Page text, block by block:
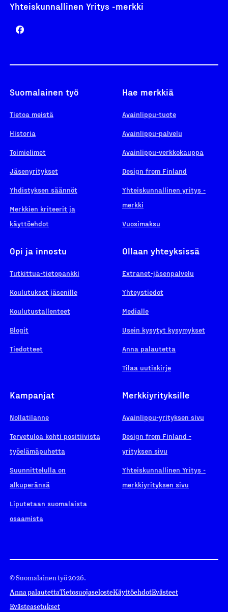
Yhteiskunnallinen Yritys -merkki
Suomalainen työ
Tietoa meistä
Historia
Toimielimet
Jäsenyritykset
Yhdistyksen säännöt
Merkkien kriteerit ja
käyttöehdot
Hae merkkiä
Avainlippu-tuote
Avainlippu-palvelu
Avainlippu-verkkokauppa
Design from Finland
Yhteiskunnallinen yritys -
merkki
Vuosimaksu
Opi ja innostu
Tutkittua-tietopankki
Koulutukset jäsenille
Koulutustallenteet
Blogit
Tiedotteet
Ollaan yhteyksissä
Extranet-jäsenpalvelu
Yhteystiedot
Medialle
Usein kysytyt kysymykset
Anna palautetta
Tilaa uutiskirje
Kampanjat
Nollatilanne
Tervetuloa kohti positiivista
työelämäpuhetta
Suunnittelulla on
alkuperänsä
Liputetaan suomalaista
osaamista
Merkkiyrityksille
Avainlippu-yrityksen sivu
Design from Finland -
yrityksen sivu
Yhteiskunnallinen Yritys -
merkkiyrityksen sivu
© Suomalainen työ 2026.
Anna palautettaTietosuojaselosteKäyttöehdotEvästeet
Evästeasetukset